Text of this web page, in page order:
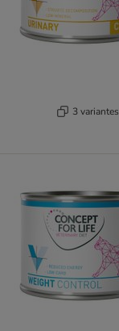
3 variantes